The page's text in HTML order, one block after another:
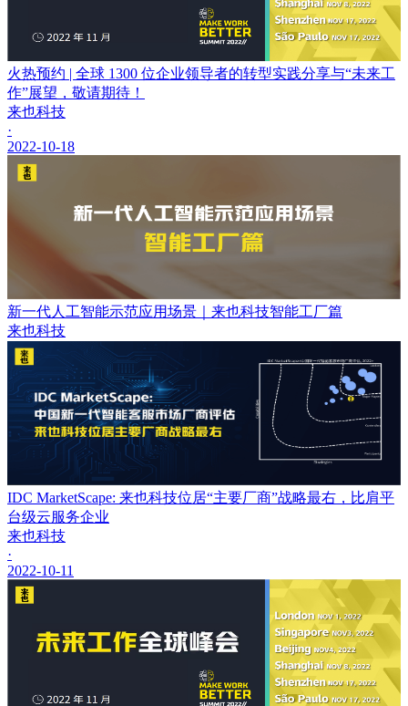
火热预约 | 全球 1300 位企业领导者的转型实践分享与“未来工
作”展望，敬请期待！
来也科技
·
2022-10-18
新一代人工智能示范应用场景｜来也科技智能工厂篇
来也科技
IDC MarketScape: 来也科技位居“主要厂商”战略最右，比肩平
台级云服务企业
来也科技
·
2022-10-11